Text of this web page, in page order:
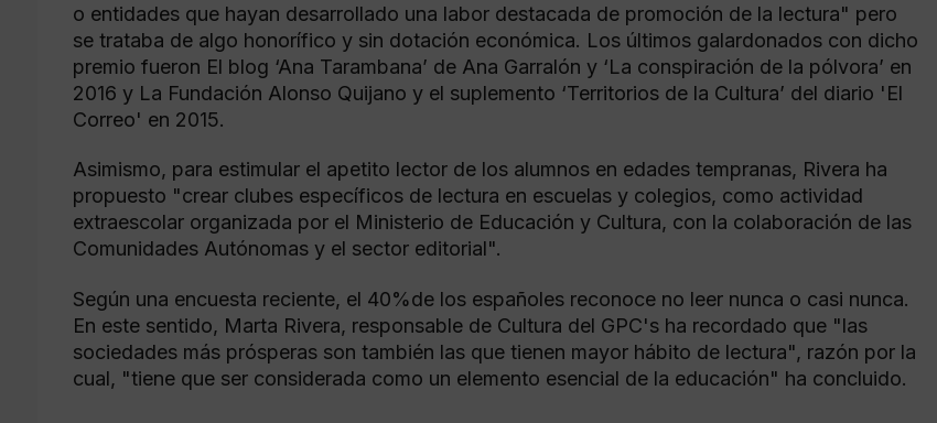
o entidades que hayan desarrollado una labor destacada de promoción de la lectura" pero
se trataba de algo honorífico y sin dotación económica. Los últimos galardonados con dicho
premio fueron El blog ‘Ana Tarambana’ de Ana Garralón y ‘La conspiración de la pólvora’ en
2016 y La Fundación Alonso Quijano y el suplemento ‘Territorios de la Cultura’ del diario 'El
Correo' en 2015.
Asimismo, para estimular el apetito lector de los alumnos en edades tempranas, Rivera ha
propuesto "crear clubes específicos de lectura en escuelas y colegios, como actividad
extraescolar organizada por el Ministerio de Educación y Cultura, con la colaboración de las
Comunidades Autónomas y el sector editorial".
Según una encuesta reciente, el 40%de los españoles reconoce no leer nunca o casi nunca.
En este sentido, Marta Rivera, responsable de Cultura del GPC's ha recordado que "las
sociedades más prósperas son también las que tienen mayor hábito de lectura", razón por la
cual, "tiene que ser considerada como un elemento esencial de la educación" ha concluido.